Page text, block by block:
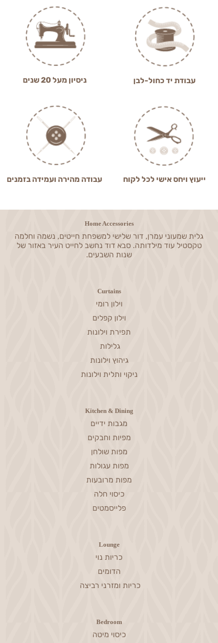
עבודת יד כחול-לבן ניסיון מעל 20 שנים
ייעוץ ויחס אישי לכל לקוח עבודה מהירה ועמידה בזמנים
Home Accessories
גלית שמעוני עמרן, דור שלישי למשפחת חייטים, נשמה וחלמה
טקסטיל עוד מילדותה. סבא דוד נחשב לחייט העיר באזור של
שנות השבעים.
Curtains
וילון רומי
וילון קפלים
תפירת וילונות
גלילות
גיהוץ וילונות
ניקוי ותלית וילונות
Kitchen & Dining
מגבות ידיים
מפיות וחבקים
מפות שולחן
מפות עגולות
מפות מרובעות
כיסוי חלה
פלייסמטים
Lounge
כריות נוי
הדומים
כריות ומזרני רביצה
Bedroom
כיסוי מיטה